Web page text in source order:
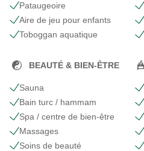
Pataugeoire
Aire de jeu pour enfants
Toboggan aquatique
BEAUTÉ & BIEN-ÊTRE
Sauna
Bain turc / hammam
Spa / centre de bien-être
Massages
Soins de beauté